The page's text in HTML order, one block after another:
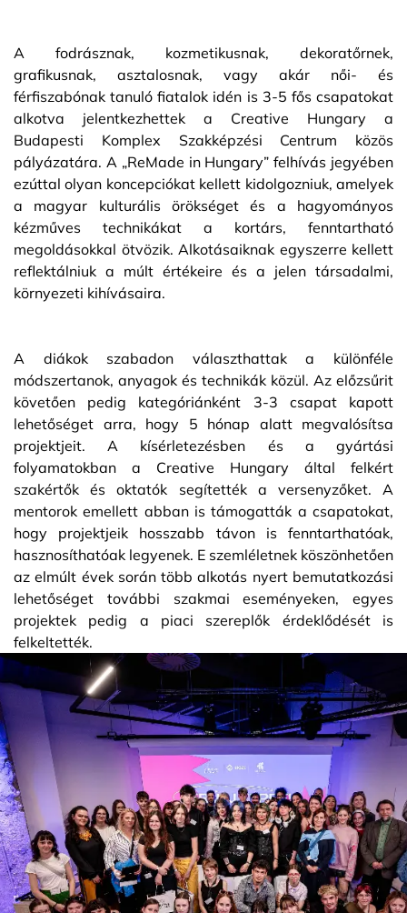
A fodrásznak, kozmetikusnak, dekoratőrnek,
grafikusnak, asztalosnak, vagy akár női- és
férfiszabónak tanuló fiatalok idén is 3-5 fős csapatokat
alkotva jelentkezhettek a Creative Hungary a
Budapesti Komplex Szakképzési Centrum közös
pályázatára. A „ReMade in Hungary” felhívás jegyében
ezúttal olyan koncepciókat kellett kidolgozniuk, amelyek
a magyar kulturális örökséget és a hagyományos
kézműves technikákat a kortárs, fenntartható
megoldásokkal ötvözik. Alkotásaiknak egyszerre kellett
reflektálniuk a múlt értékeire és a jelen társadalmi,
környezeti kihívásaira.
A diákok szabadon választhattak a különféle
módszertanok, anyagok és technikák közül. Az előzsűrit
követően pedig kategóriánként 3-3 csapat kapott
lehetőséget arra, hogy 5 hónap alatt megvalósítsa
projektjeit. A kísérletezésben és a gyártási
folyamatokban a Creative Hungary által felkért
szakértők és oktatók segítették a versenyzőket. A
mentorok emellett abban is támogatták a csapatokat,
hogy projektjeik hosszabb távon is fenntarthatóak,
hasznosíthatóak legyenek. E szemléletnek köszönhetően
az elmúlt évek során több alkotás nyert bemutatkozási
lehetőséget további szakmai eseményeken, egyes
projektek pedig a piaci szereplők érdeklődését is
felkeltették.